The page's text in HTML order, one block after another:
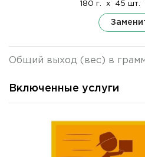
180 г. x 45 шт.
Общий выход (вес) в
Включенные услуги